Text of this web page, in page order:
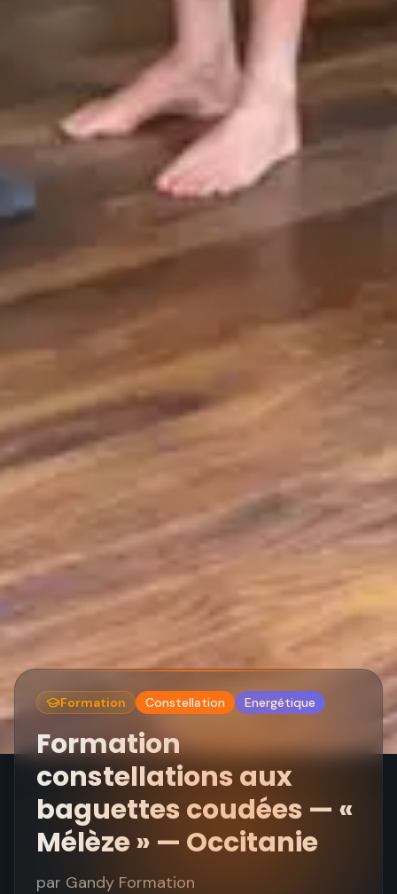
Formation Constellation Energétique
Formation
constellations aux
baguettes coudées — «
Mélèze » — Occitanie
par Gandy Formation